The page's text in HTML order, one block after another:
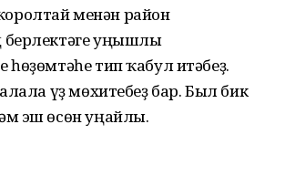
менән район
берлектәге уңышлы
һөҙөмтәһе тип ҡабул итәбеҙ.
үҙ мөхитебеҙ бар. Был бик
эш өсөн уңайлы.